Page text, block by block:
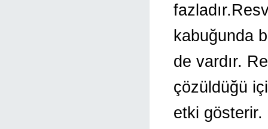
kabuğunda
de vardır.
çözüldüğü
etki gösterir.